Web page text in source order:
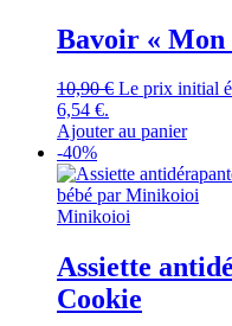
Bavoir « Mon
10,90€ Le prix initial
6,54 €.
Ajouter au panier
-40%
Minikoioi
Assiette
Cookie